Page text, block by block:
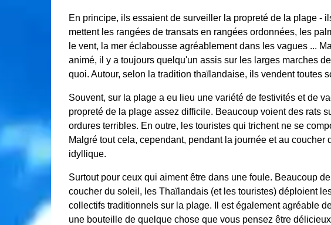
En principe, ils essaient de surveiller la propreté de la plage -
mettent les rangées de transats en rangées ordonnées, les
le vent, la mer éclabousse agréablement dans les vagues ...
animé, il y a toujours quelqu'un assis sur les larges marches
quoi. Autour, selon la tradition thaïlandaise, ils vendent toutes
Souvent, sur la plage a eu lieu une variété de festivités et de
propreté de la plage assez difficile. Beaucoup voient des rats
ordures terribles. En outre, les touristes qui trichent ne se
Malgré tout cela, cependant, pendant la journée et au coucher
idyllique.
Surtout pour ceux qui aiment être dans une foule. Beaucoup
coucher du soleil, les Thaïlandais (et les touristes) déploient
collectifs traditionnels sur la plage. Il est également agréable
une bouteille de quelque chose que vous pensez être